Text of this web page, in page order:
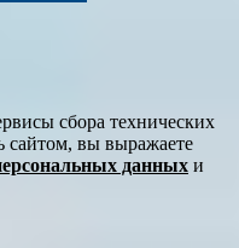
сбора технических
сайтом, вы выражаете
данных и